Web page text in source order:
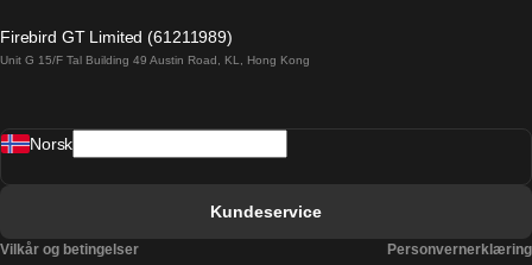
Barcelona Sevilla Tog
Firebird GT Limited (61211989)
Unit G 15/F Tal Building 49 Austin Road, KL, Hong Kong
Norsk
Kundeservice
Vilkår og betingelser Personvernerklæring